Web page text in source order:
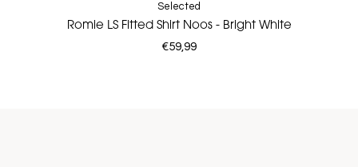
Selected
Romie LS Fitted Shirt Noos - Bright White
€59,99